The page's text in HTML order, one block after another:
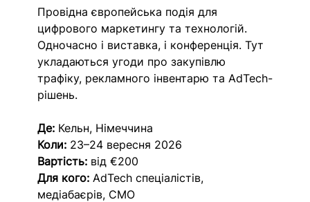
Провідна європейська подія для
цифрового маркетингу та технологій.
Одночасно і виставка, і конференція. Тут
укладаються угоди про закупівлю
трафіку, рекламного інвентарю та AdTech-
рішень.
Де: Кельн, Німеччина
Коли: 23–24 вересня 2026
Вартість: від €200
Для кого: AdTech спеціалістів,
медіабаєрів, CMO